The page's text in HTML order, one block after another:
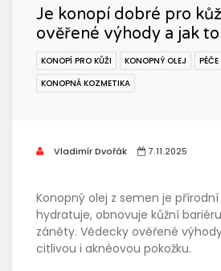
Je konopí dobré pro
ověřené výhody a jak
KONOPÍ PRO KŮŽI KONOPNÝ OLEJ
KONOPNÁ KOZMETIKA
Vladimír Dvořák 7.11.2025
Konopný olej z semen je
hydratuje, obnovuje kůžní
záněty. Vědecky ověřené
citlivou i aknéovou pokožku.